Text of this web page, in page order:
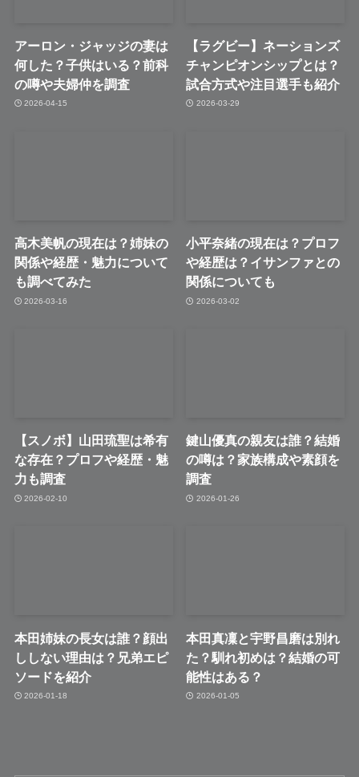
アーロン・ジャッジの妻は
何した？子供はいる？前科
の噂や夫婦仲を調査
2026-04-15
【ラグビー】ネーションズ
チャンピオンシップとは？
試合方式や注目選手も紹介
2026-03-29
高木美帆の現在は？姉妹の
関係や経歴・魅力について
も調べてみた
2026-03-16
小平奈緒の現在は？プロフ
や経歴は？イサンファとの
関係についても
2026-03-02
【スノボ】山田琉聖は希有
な存在？プロフや経歴・魅
力も調査
2026-02-10
鍵山優真の親友は誰？結婚
の噂は？家族構成や素顔を
調査
2026-01-26
本田姉妹の長女は誰？顔出
ししない理由は？兄弟エピ
ソードを紹介
2026-01-18
本田真凜と宇野昌磨は別れ
た？馴れ初めは？結婚の可
能性はある？
2026-01-05